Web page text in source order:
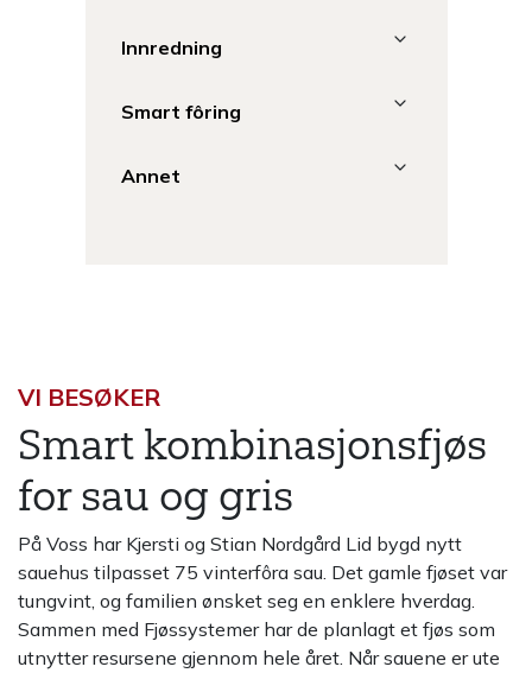
Innredning
Smart fôring
Annet
VI BESØKER
Smart kombinasjonsfjøs
for sau og gris
På Voss har Kjersti og Stian Nordgård Lid bygd nytt
sauehus tilpasset 75 vinterfôra sau. Det gamle fjøset var
tungvint, og familien ønsket seg en enklere hverdag.
Sammen med Fjøssystemer har de planlagt et fjøs som
utnytter resursene gjennom hele året. Når sauene er ute